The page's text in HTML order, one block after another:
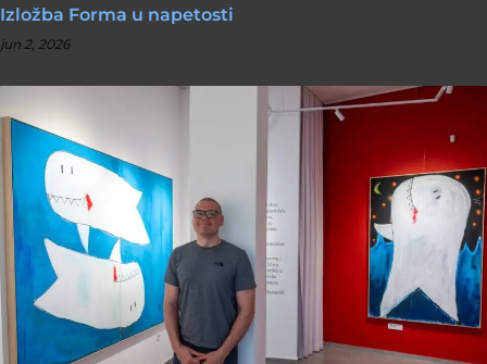
Izložba Forma u napetosti
jun 2, 2026